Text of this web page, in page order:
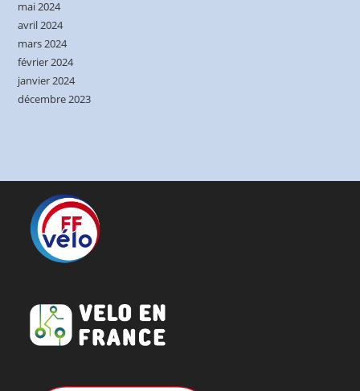
mai 2024
avril 2024
mars 2024
février 2024
janvier 2024
décembre 2023